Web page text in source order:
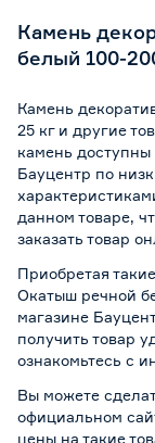
Камень
белый 100-
Камень
25 кг и другие
камень доступны
Бауцентр по
данном товаре,
заказать товар
Приобретая
Окатыш речной
магазине
получить товар
ознакомьтесь с
Вы можете
официальном
цены на такие